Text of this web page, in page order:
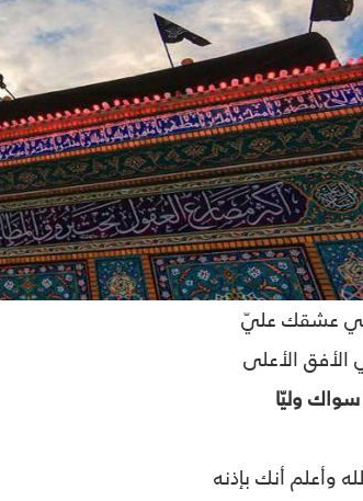
عشقك عليّ
الأفق الأعلى
وليّا
وأعلم أنك بإذنه